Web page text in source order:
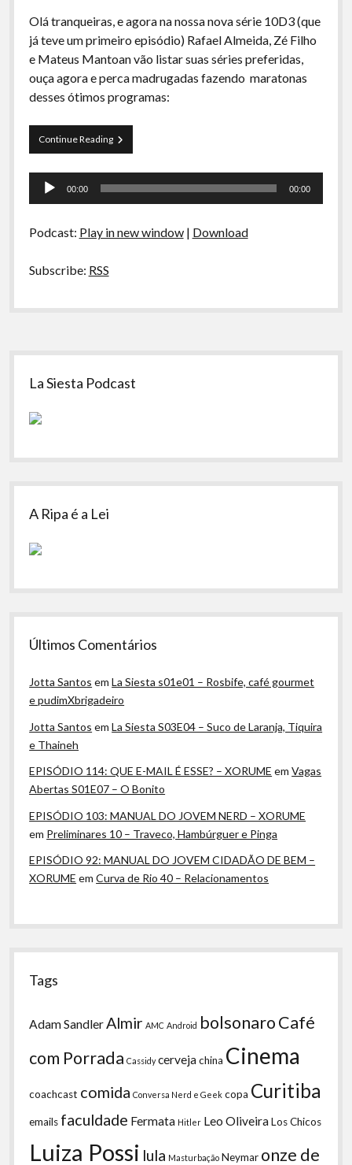
Olá tranqueiras, e agora na nossa nova série 10D3 (que
já teve um primeiro episódio) Rafael Almeida, Zé Filho
e Mateus Mantoan vão listar suas séries preferidas,
ouça agora e perca madrugadas fazendo maratonas
desses ótimos programas:
Continue ReadingCurva
de
–
Melhores
Tocador
00:00 00:00
Podcast: Play in new window| Download
Subscribe: RSS
Sidebar
La Siesta Podcast
A Ripa é a Lei
Últimos Comentários
Jotta Santos emLa Siesta s01e01 – Rosbife, café gourmet
e pudimXbrigadeiro
Jotta Santos emLa Siesta S03E04 – Suco de Laranja, Tiquira
e Thaineh
EPISÓDIO 114: QUE E-MAIL É ESSE? – XORUME emVagas
Abertas S01E07 – O Bonito
EPISÓDIO 103: MANUAL DO JOVEM NERD – XORUME
em Preliminares 10 – Traveco, Hambúrguer e Pinga
EPISÓDIO 92: MANUAL DO JOVEM CIDADÃO DE BEM –
XORUME emCurva de Rio 40 – Relacionamentos
Tags
Adam Sandler Almir AMC Android bolsonaroCafé
com Porrada Cassidy cervejachina Cinema
coachcast comida Conversa Nerd e Geek copa Curitiba
emails faculdade Fermata Hitler Leo OliveiraLos Chicos
Luiza Possi lula Masturbação Neymar onze de